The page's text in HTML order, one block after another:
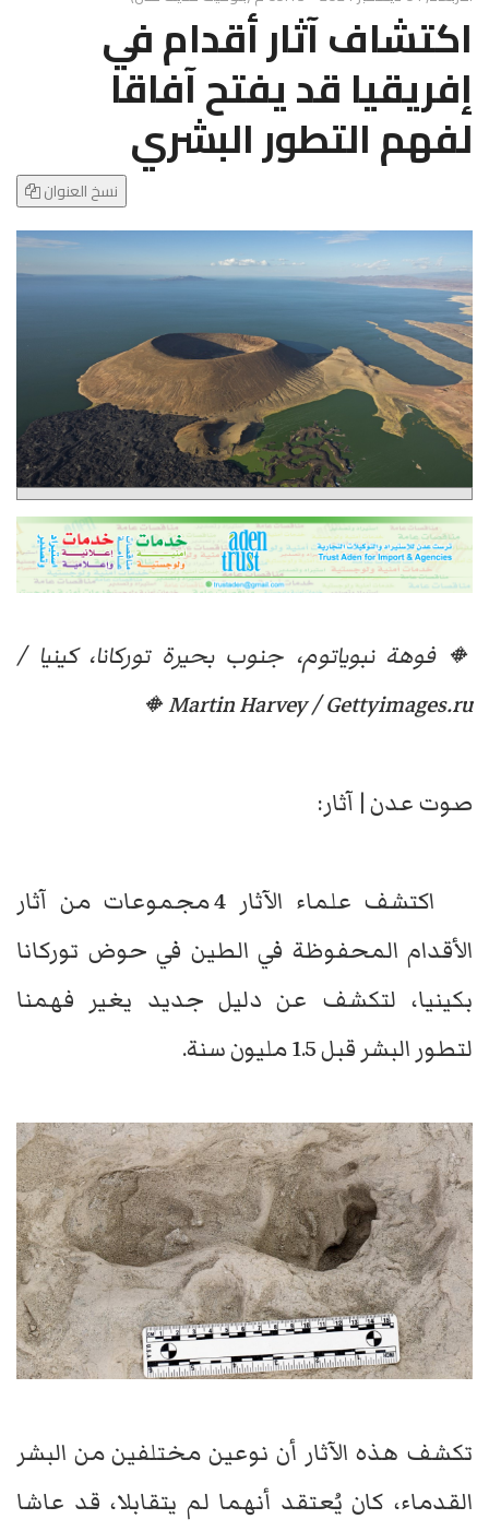
l
e
N
a
v
i
t
o
n
اكتشاف آثار أقدام في
إفريقيا قد يفتح آفاقا
لفهم التطور البشري
نسخ العنوان
🔸فوهة نبوياتوم، جنوب بحيرة توركانا، كينيا /
Martin Harvey / Gettyimages.ru🔸
صوت عدن | آثار:
اكتشف علماء الآثار 4 مجموعات من آثار
الأقدام المحفوظة في الطين في حوض توركانا
بكينيا، لتكشف عن دليل جديد يغير فهمنا
لتطور البشر قبل 1.5 مليون سنة.
تكشف هذه الآثار أن نوعين مختلفين من البشر
القدماء، كان يُعتقد أنهما لم يتقابلا، قد عاشا